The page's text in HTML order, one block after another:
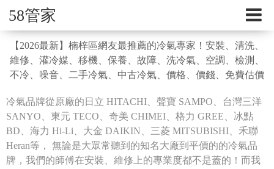
58管家
【2026最新】楠梓區網友最推薦的冷氣專家！安裝、清洗、
維修、灌冷媒、移機、保養、故障、洗冷氣、空調、檢測、
不冷、噪音、二手冷氣、中古冷氣、價格、價錢、免費估價
冷氣品牌從原廠的日立 HITACHI、聲寶 SAMPO、台灣三洋
SANYO、東元 TECO、奇美 CHIMEI、格力 GREE、冰點
BD、海力 Hi-Li、大金 DAIKIN、三菱 MITSUBISHI、禾聯
Heran等， 無論是大眾常聽到的知名大廠到平價的的冷氣品
牌，我們的師傅在安裝、維修上的專業度都不是蓋的！而我